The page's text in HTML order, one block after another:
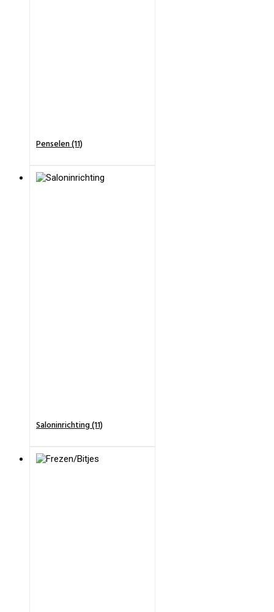
Penselen (11)
Saloninrichting (11)